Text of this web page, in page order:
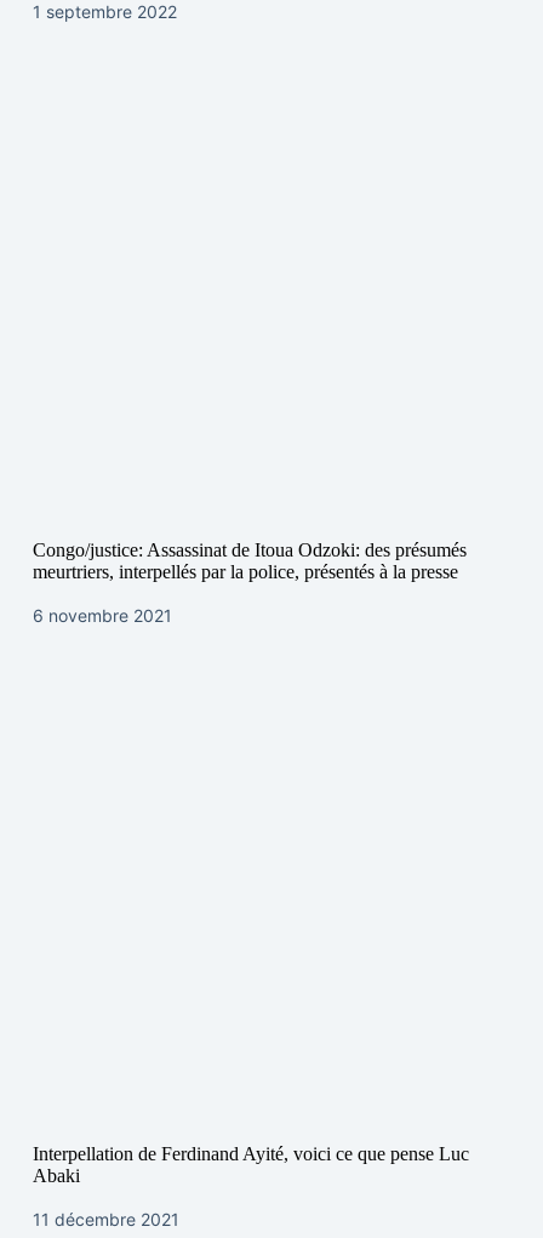
1 septembre 2022
Congo/justice: Assassinat de Itoua Odzoki: des présumés
meurtriers, interpellés par la police, présentés à la presse
6 novembre 2021
Interpellation de Ferdinand Ayité, voici ce que pense Luc
Abaki
11 décembre 2021